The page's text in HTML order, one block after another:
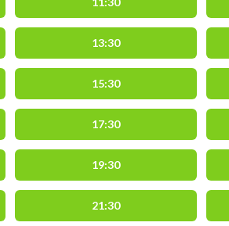
13:30
15:30
17:30
19:30
21:30